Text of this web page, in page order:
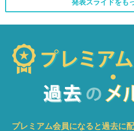
発表スライドをも
プレミアム会員になると過去に